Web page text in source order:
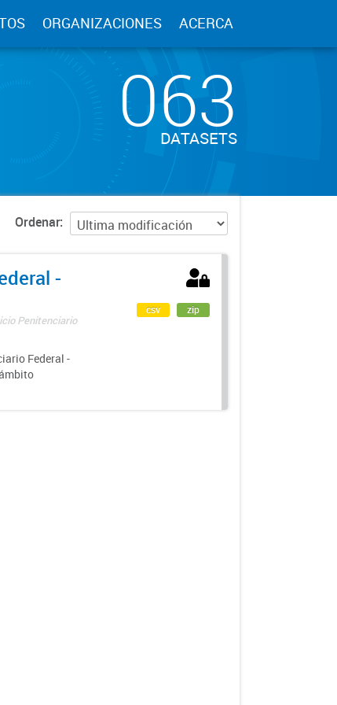
ORGANIZACIONES ACERCA
063
DATASETS
Ordenar
-
Penitenciario
Federal -
csv zip